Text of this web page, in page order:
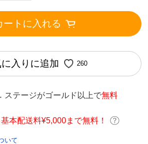
ートに入れる
入りに追加 260
ステージがゴールド以上で無料
本配送料¥5,000まで無料！
いて